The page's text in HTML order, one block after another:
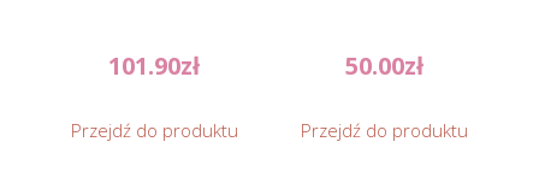
101.90zł
Przejdź do produktu
50.00zł
Przejdź do produktu